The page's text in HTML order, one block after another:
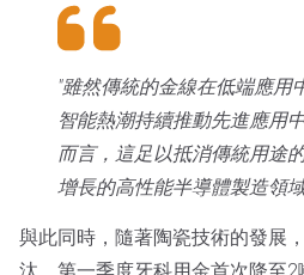
"雖然傳統的金線在低端應用
智能熱潮持續推動先進應用
而言，這足以抵消傳統用途
增長的高性能半導體製造領
與此同時，隨著陶瓷技術的發展